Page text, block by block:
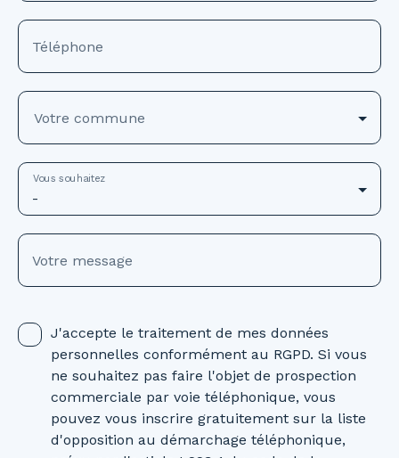
Téléphone
Votre commune
-
Vous souhaitez
Votre message
J'accepte le traitement de mes données
personnelles conformément au RGPD. Si vous
ne souhaitez pas faire l'objet de prospection
commerciale par voie téléphonique, vous
pouvez vous inscrire gratuitement sur la liste
d'opposition au démarchage téléphonique,